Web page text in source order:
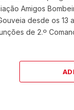
Amigos
desde os 13
de 2.º